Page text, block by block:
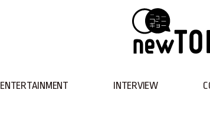
ENTERTAINMENT INTERVIEW